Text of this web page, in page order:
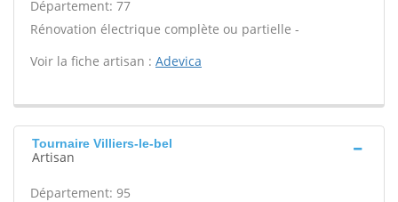
Département: 77
Rénovation électrique complète ou partielle -
Voir la fiche artisan : Adevica
Tournaire Villiers-le-bel
Artisan
Département: 95